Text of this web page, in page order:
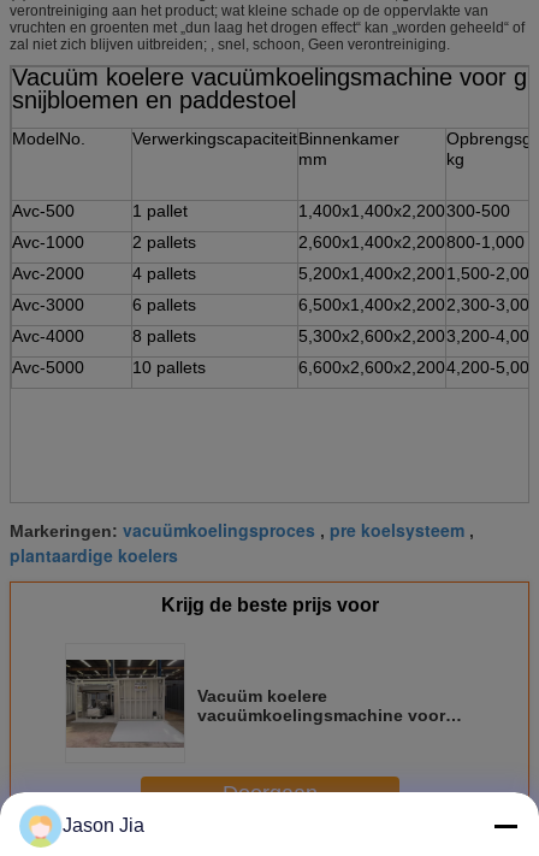
verontreiniging aan het product; wat kleine schade op de oppervlakte van
vruchten en groenten met „dun laag het drogen effect“ kan „worden geheeld“ of
zal niet zich blijven uitbreiden; , snel, schoon, Geen verontreiniging.
Vacuüm koelere vacuümkoelingsmachine voor
snijbloemen en paddestoel
ModelNo. VerwerkingscapaciteitBinnenkamer
mm
kg
Avc-500 1 pallet 1,400x1,400x2,200300-500
Avc-1000
2 pallets 2,600x1,400x2,200800-1,000
Avc-2000
4 pallets 5,200x1,400x2,2001,500-2,000
Avc-3000
6 pallets 6,500x1,400x2,2002,300-3,000
Avc-4000
8 pallets 5,300x2,600x2,2003,200-4,000
Avc-5000
10 pallets 6,600x2,600x2,2004,200-5,000
Markeringen: vacuümkoelingsproces , pre koelsysteem ,
plantaardige koelers
Krijg de beste prijs voor
Vacuüm koelere
vacuümkoelingsmachine voor
Doorgaan
Jason Jia